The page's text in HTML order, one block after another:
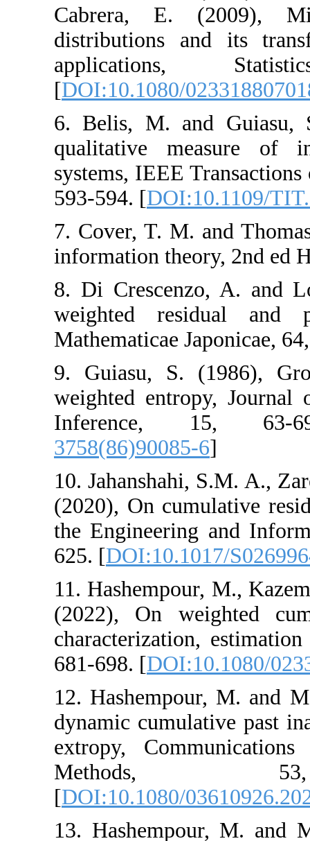
Cabrera, E.
distributions
[DOI:10.1080/
6. Belis, M.
qualitative
systems, IEEE
593-594. [
7. Cover, T. M.
information
8. Di
weighted
Mathematicae
9. Guiasu, S.
weighted
Inference,
3758(86)90085-6
10. Jahanshahi,
(2020), On
the Engineering
625. [
11.
(2022), On
characterization,
681-698. [
12.
dynamic
extropy,
[DOI:10.1080/
13.